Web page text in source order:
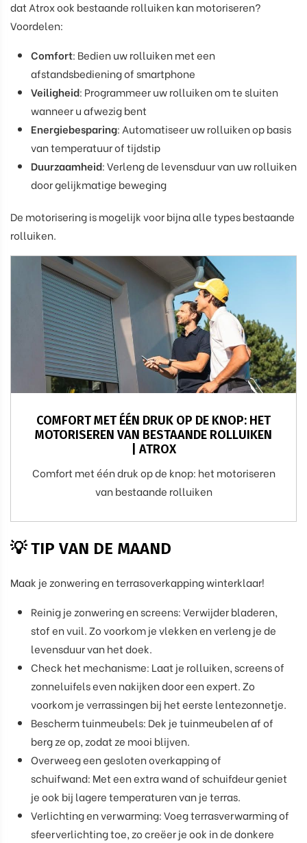
dat Atrox ook bestaande rolluiken kan motoriseren?
Voordelen:
Comfort: Bedien uw rolluiken met een
afstandsbediening of smartphone
Veiligheid: Programmeer uw rolluiken om te sluiten
wanneer u afwezig bent
Energiebesparing: Automatiseer uw rolluiken op basis
van temperatuur of tijdstip
Duurzaamheid: Verleng de levensduur van uw rolluiken
door gelijkmatige beweging
De motorisering is mogelijk voor bijna alle types bestaande
rolluiken.
COMFORT MET ÉÉN DRUK OP DE KNOP: HET
MOTORISEREN VAN BESTAANDE ROLLUIKEN
| ATROX
Comfort met één druk op de knop: het motoriseren
van bestaande rolluiken
💡 TIP VAN DE MAAND
Maak je zonwering en terrasoverkapping winterklaar!
Reinig je zonwering en screens: Verwijder bladeren,
stof en vuil. Zo voorkom je vlekken en verleng je de
levensduur van het doek.
Check het mechanisme: Laat je rolluiken, screens of
zonneluifels even nakijken door een expert. Zo
voorkom je verrassingen bij het eerste lentezonnetje.
Bescherm tuinmeubels: Dek je tuinmeubelen af of
berg ze op, zodat ze mooi blijven.
Overweeg een gesloten overkapping of
schuifwand: Met een extra wand of schuifdeur geniet
je ook bij lagere temperaturen van je terras.
Verlichting en verwarming: Voeg terrasverwarming of
sfeerverlichting toe, zo creëer je ook in de donkere